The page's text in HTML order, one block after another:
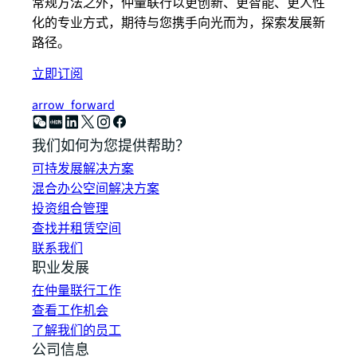
化的专业方式，期待与您携手向光而为，探索发展新
路径。
立即订阅
arrow_forward
我们如何为您提供帮助？
可持发展解决方案
混合办公空间解决方案
投资组合管理
查找并租赁空间
联系我们
职业发展
在仲量联行工作
查看工作机会
了解我们的员工
公司信息